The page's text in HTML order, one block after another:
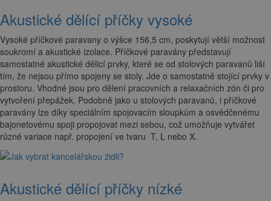
Akustické dělící příčky vysoké
Vysoké příčkové paravany o výšce 156,5 cm, poskytují větší možnost
soukromí a akustické izolace. Příčkové paravány představují
samostatné akustické dělicí prvky, které se od stolových paravanů liší
tím, že nejsou přímo spojeny se stoly. Jde o samostatně stojící prvky v
prostoru. Vhodné jsou pro dělení pracovních a relaxačních zón či pro
vytvoření přepážek. Podobně jako u stolových paravanů, i příčkové
paravány lze díky speciálním spojovacím sloupkům a osvědčenému
bajonetovému spoji propojovat mezi sebou, což umožňuje vytvářet
různé variace např. propojení ve tvaru T, L nebo X.
Akustické dělící příčky nízké